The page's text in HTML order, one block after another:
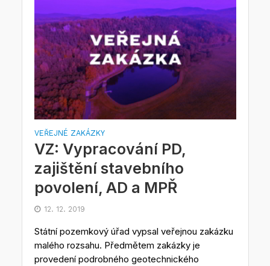
VEŘEJNÉ ZAKÁZKY
VZ: Vypracování PD,
zajištění stavebního
povolení, AD a MPŘ
12. 12. 2019
Státní pozemkový úřad vypsal veřejnou zakázku
malého rozsahu. Předmětem zakázky je
provedení podrobného geotechnického